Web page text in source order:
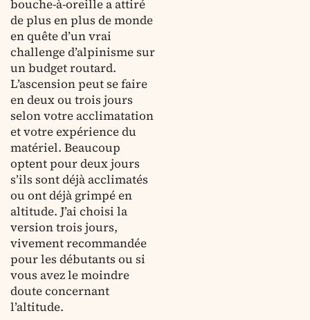
bouche-à-oreille a attiré
de plus en plus de monde
en quête d’un vrai
challenge d’alpinisme sur
un budget routard.
L’ascension peut se faire
en deux ou trois jours
selon votre acclimatation
et votre expérience du
matériel. Beaucoup
optent pour deux jours
s’ils sont déjà acclimatés
ou ont déjà grimpé en
altitude. J’ai choisi la
version trois jours,
vivement recommandée
pour les débutants ou si
vous avez le moindre
doute concernant
l’altitude.